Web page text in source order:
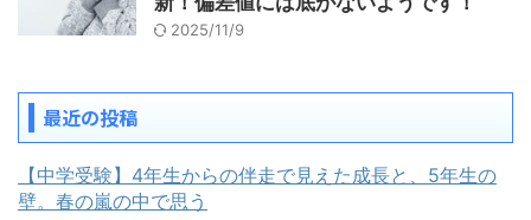
2025/11/9
最近の投稿
【中学受験】4年生からの伴走で見えた成長と、5年生の
壁。春の嵐の中で思う